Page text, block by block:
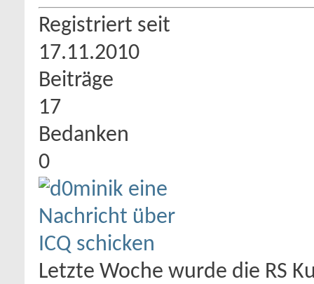
Registriert seit
17.11.2010
Beiträge
17
Bedanken
0
Letzte Woche wurde die RS